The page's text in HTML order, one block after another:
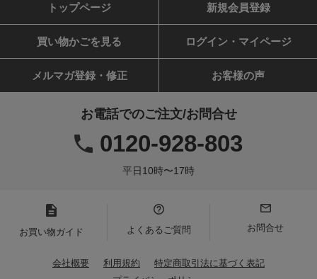
トップページ 新規会員登録
買い物かごを見る ログイン・マイページ
メルマガ登録・修正 お客様の声
お電話でのご注文/お問合せ
0120-928-803
平日10時〜17時
お買い物ガイド よくあるご質問 お問合せ
会社概要 利用規約
特定商取引法に基づく表記